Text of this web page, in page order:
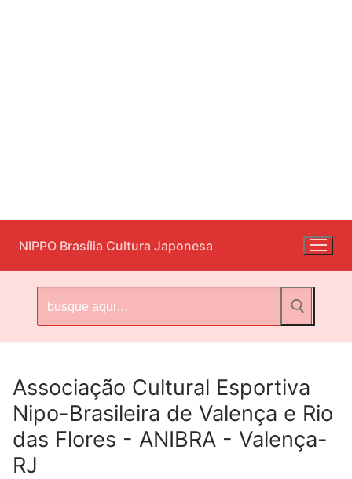
para
o
conteúdo
NIPPO Brasília Cultura Japonesa
por:
Associação Cultural Esportiva
Nipo-Brasileira de Valença e Rio
das Flores - ANIBRA - Valença-
RJ